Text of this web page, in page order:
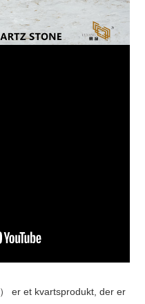
） er et kvartsprodukt, der er